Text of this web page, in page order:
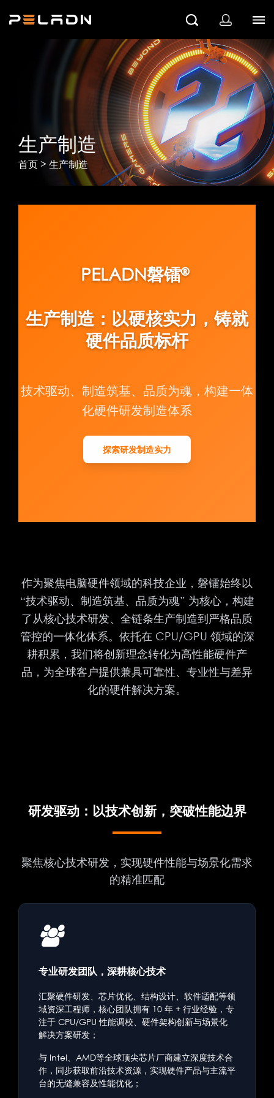
生产制造
首页 > 生产制造
PELADN磐镭®
生产制造：以硬核实力，铸就
硬件品质标杆
技术驱动、制造筑基、品质为魂，构建一体
化硬件研发制造体系
探索研发制造实力
作为聚焦电脑硬件领域的科技企业，磐镭始终以
“技术驱动、制造筑基、品质为魂” 为核心，构建
了从核心技术研发、全链条生产制造到严格品质
管控的一体化体系。依托在 CPU/GPU 领域的深
耕积累，我们将创新理念转化为高性能硬件产
品，为全球客户提供兼具可靠性、专业性与差异
化的硬件解决方案。
研发驱动：以技术创新，突破性能边界
聚焦核心技术研发，实现硬件性能与场景化需求
的精准匹配
专业研发团队，深耕核心技术
汇聚硬件研发、芯片优化、结构设计、软件适配等领
域资深工程师，核心团队拥有 10 年 + 行业经验，专
注于 CPU/GPU 性能调校、硬件架构创新与场景化
解决方案研发；
与 Intel、AMD等全球顶尖芯片厂商建立深度技术合
作，同步获取前沿技术资源，实现硬件产品与主流平
台的无缝兼容及性能优化；